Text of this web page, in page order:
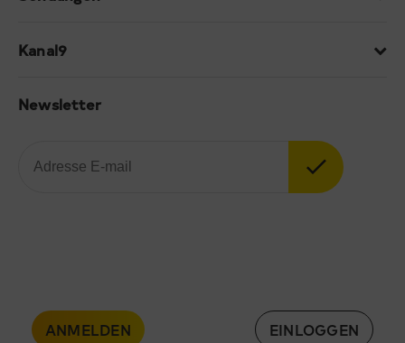
Kanal9
Newsletter
ANMELDEN EINLOGGEN